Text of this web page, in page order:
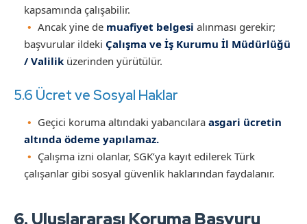
kapsamında çalışabilir.
Ancak yine de muafiyet belgesi alınması gerekir;
başvurular ildeki Çalışma ve İş Kurumu İl Müdürlüğü
/ Valilik üzerinden yürütülür.
5.6 Ücret ve Sosyal Haklar
Geçici koruma altındaki yabancılara asgari ücretin
altında ödeme yapılamaz.
Çalışma izni olanlar, SGK’ya kayıt edilerek Türk
çalışanlar gibi sosyal güvenlik haklarından faydalanır.
6. Uluslararası Koruma Başvuru